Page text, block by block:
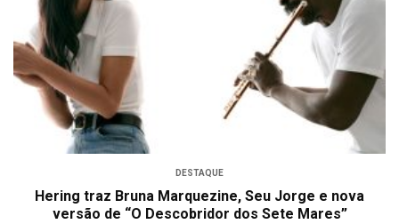
DESTAQUE
Hering traz Bruna Marquezine, Seu Jorge e nova
versão de “O Descobridor dos Sete Mares”